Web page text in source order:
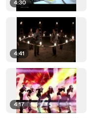
4:30
4:41
4:17